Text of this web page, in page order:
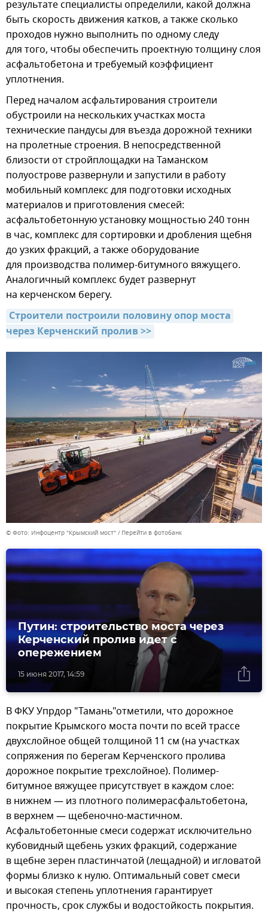
результате специалисты определили, какой должна
быть скорость движения катков, а также сколько
проходов нужно выполнить по одному следу
для того, чтобы обеспечить проектную толщину слоя
асфальтобетона и требуемый коэффициент
уплотнения.
Перед началом асфальтирования строители
обустроили на нескольких участках моста
технические пандусы для въезда дорожной техники
на пролетные строения. В непосредственной
близости от стройплощадки на Таманском
полуострове развернули и запустили в работу
мобильный комплекс для подготовки исходных
материалов и приготовления смесей:
асфальтобетонную установку мощностью 240 тонн
в час, комплекс для сортировки и дробления щебня
до узких фракций, а также оборудование
для производства полимер-битумного вяжущего.
Аналогичный комплекс будет развернут
на керченском берегу.
Строители построили половину опор моста
через Керченский пролив >>
© Фото: Инфоцентр "Крымский мост" Перейти в фотобанк
15 июня 2017, 14:59
Путин: строительство моста через
Керченский пролив идет с
опережением
В ФКУ Упрдор "Тамань"отметили, что дорожное
покрытие Крымского моста почти по всей трассе
двухслойное общей толщиной 11 см (на участках
сопряжения по берегам Керченского пролива
дорожное покрытие трехслойное). Полимер-
битумное вяжущее присутствует в каждом слое:
в нижнем — из плотного полимерасфальтобетона,
в верхнем — щебеночно-мастичном.
Асфальтобетонные смеси содержат исключительно
кубовидный щебень узких фракций, содержание
в щебне зерен пластинчатой (лещадной) и игловатой
формы близко к нулю. Оптимальный совет смеси
и высокая степень уплотнения гарантирует
прочность, срок службы и водостойкость покрытия.